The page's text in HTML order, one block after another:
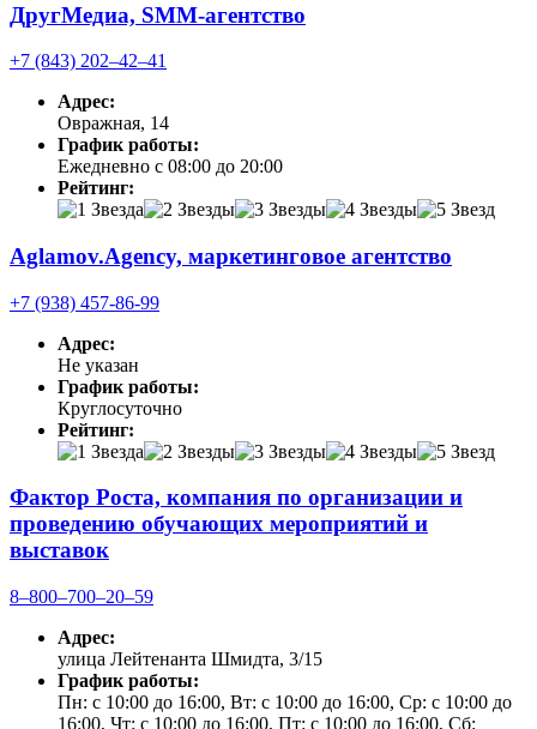
ДругМедиа, SMM-агентство
+7 (843) 202‒42‒41
Адрес:
Овражная, 14
График работы:
Ежедневно с 08:00 до 20:00
Рейтинг:
Aglamov.Agency, маркетинговое агентство
+7 (938) 457-86-99
Адрес:
Не указан
График работы:
Круглосуточно
Рейтинг:
Фактор Роста, компания по организации и
проведению обучающих мероприятий и
выставок
8‒800‒700‒20‒59
Адрес:
улица Лейтенанта Шмидта, 3/15
График работы:
Пн: с 10:00 до 16:00, Вт: с 10:00 до 16:00, Ср: с 10:00 до
16:00, Чт: с 10:00 до 16:00, Пт: с 10:00 до 16:00, Сб: